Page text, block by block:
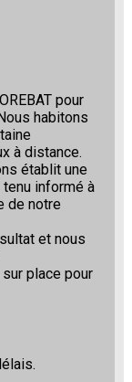
pour
habitons
à distance.
établit une
informé à
de notre
et nous
place pour